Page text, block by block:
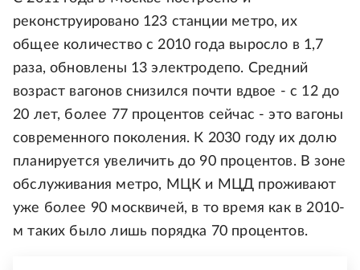
реконструировано 123 станции метро, их
общее количество с 2010 года выросло в 1,7
раза, обновлены 13 электродепо. Средний
возраст вагонов снизился почти вдвое - с 12 до
20 лет, более 77 процентов сейчас - это вагоны
современного поколения. К 2030 году их долю
планируется увеличить до 90 процентов. В зоне
обслуживания метро, МЦК и МЦД проживают
уже более 90 москвичей, в то время как в 2010-
м таких было лишь порядка 70 процентов.